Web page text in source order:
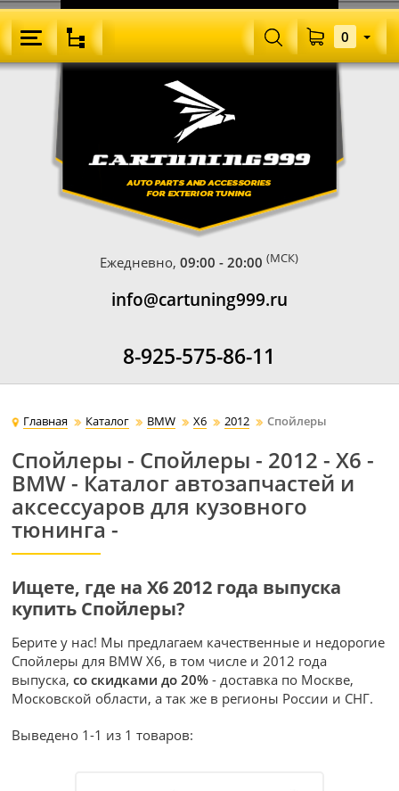
Ежедневно,09:00 - 20:00 (МСК)
info@cartuning999.ru
8-925-575-86-11
0
Главная Каталог BMW X6 2012 Спойлеры
Спойлеры - Спойлеры - 2012 - X6 -
BMW - Каталог автозапчастей и
аксессуаров для кузовного
тюнинга -
Ищете, где на X6 2012 года выпуска
купить Спойлеры?
Берите у нас! Мы предлагаем качественные и недорогие
Спойлеры для BMW X6, в том числе и 2012 года
выпуска,со скидками до 20% - доставка по Москве,
Московской области, а так же в регионы России и СНГ.
Выведено 1-1 из 1 товаров: